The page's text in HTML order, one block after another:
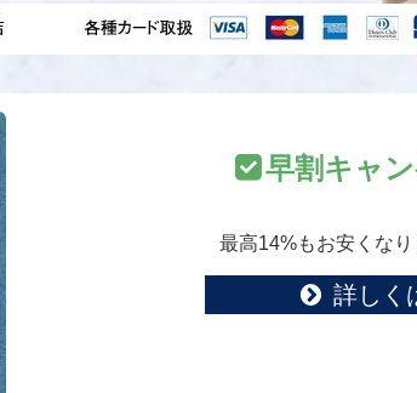
早割キャ
最高14%もお安くなり
詳しく